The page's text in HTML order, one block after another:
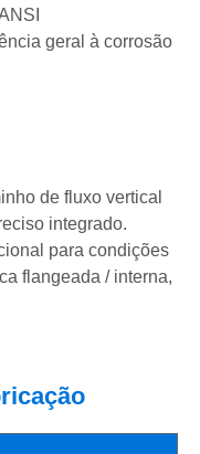
geral à corrosão
de fluxo vertical
integrado.
para condições
flangeada / interna,